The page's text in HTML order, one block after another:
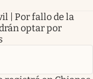
| Por fallo de la
optar por